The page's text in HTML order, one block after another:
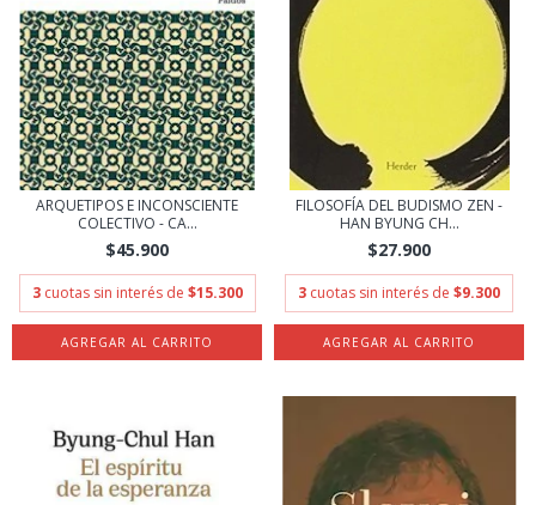
ARQUETIPOS E INCONSCIENTE
COLECTIVO - CA...
$45.900
3 cuotas sin interés de $15.300
FILOSOFÍA DEL BUDISMO ZEN -
HAN BYUNG CH...
$27.900
3 cuotas sin interés de $9.300